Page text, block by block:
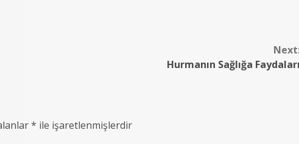
Hurmanın Sağlığa
* ile işaretlenmişlerdir